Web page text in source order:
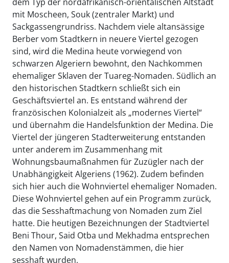
mit Moscheen, Souk (zentraler Markt) und
Sackgassengrundriss. Nachdem viele altansässige
Berber vom Stadtkern in neuere Viertel gezogen
sind, wird die Medina heute vorwiegend von
schwarzen Algeriern bewohnt, den Nachkommen
ehemaliger Sklaven der Tuareg-Nomaden. Südlich an
den historischen Stadtkern schließt sich ein
Geschäftsviertel an. Es entstand während der
französischen Kolonialzeit als „modernes Viertel“
und übernahm die Handelsfunktion der Medina. Die
Viertel der jüngeren Stadterweiterung entstanden
unter anderem im Zusammenhang mit
Wohnungsbaumaßnahmen für Zuzügler nach der
Unabhängigkeit Algeriens (1962). Zudem befinden
sich hier auch die Wohnviertel ehemaliger Nomaden.
Diese Wohnviertel gehen auf ein Programm zurück,
das die Sesshaftmachung von Nomaden zum Ziel
hatte. Die heutigen Bezeichnungen der Stadtviertel
Beni Thour, Said Otba und Mekhadma entsprechen
den Namen von Nomadenstämmen, die hier
sesshaft wurden.